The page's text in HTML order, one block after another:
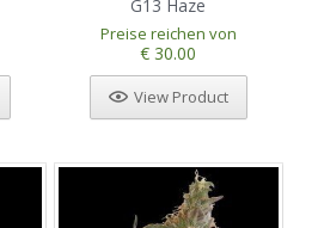
G13 Haze
Preise reichen von
€ 30.00
View Product